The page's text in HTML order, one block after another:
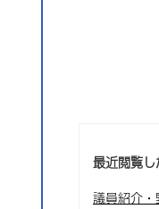
最近閲覧
議員紹介